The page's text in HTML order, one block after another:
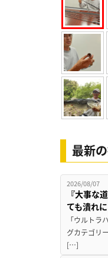
最新
2026/08/07
『大事な
ても潰れ
「ウルトラ
グカテゴリ
[…]